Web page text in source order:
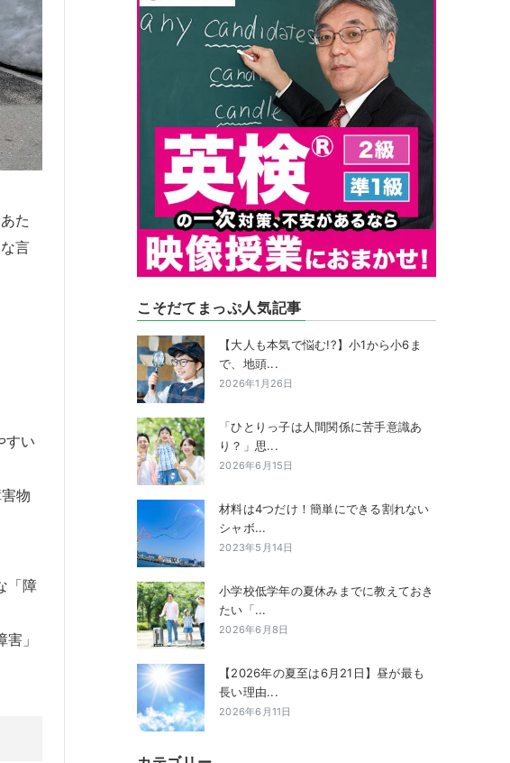
た
言
すい
物
「障
」
こそだてまっぷ人気記事
【大人も本気で悩む!?】小1から小6ま
で、地頭...
2026年1月26日
「ひとりっ子は人間関係に苦手意識あ
り？」思...
2026年6月15日
材料は4つだけ！簡単にできる割れない
シャボ...
2023年5月14日
小学校低学年の夏休みまでに教えておき
たい「...
2026年6月8日
【2026年の夏至は6月21日】昼が最も
長い理由...
2026年6月11日